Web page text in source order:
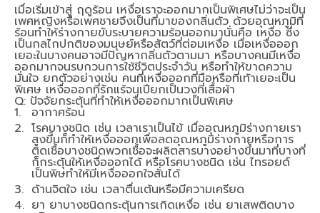
เมื่อเริ่มเข้าสู่ ฤดูร้อน เหงื่อเราจะออกมากเป็นพิเศษไม่ว่าจะเป็น
เพศหญิงหรือเพศชายจึงเป็นที่มาของกลิ่นตัว ด้วยอุณหภูมิที่
ร้อนทำให้ร่างกายขับระบายความร้อนออกมานั่นคือ เหงื่อ ซึ่ง
เป็นกลไกปกติของมนุษย์หรือสัตว์ที่ต่อมเหงื่อ เมื่อเหงื่อออก
เยอะในบางคนอาจมีปัญหากลิ่นตัวตามมา หรือบางคนมีเหงื่อ
ออกมากจนรบกวนการใช้ชีวิตประจำวัน หรือทำให้ขาดความ
มั่นใจ ยกตัวอย่างเช่น คนที่เหงื่อออกที่มือหรือที่เท้าเยอะเป็น
พิเศษ เหงื่อออกที่รักแร้จนเปียกเป็นวงที่เสื้อผ้า
Q: ปัจจัยกระตุ้นที่ทำให้เหงื่อออกมากเป็นพิเศษ
อากาศร้อน
โรคบางชนิด เช่น เวลาเราเป็นไข้ เมื่ออุณหภูมิร่างกายเรา
สูงขึ้นก็ทำให้เหงื่อออกเพื่อลดอุณหภูมิร่างกายหรือการ
ติดเชื้อบางชนิดพวกเชื้อจะผลิตสารบางอย่างขึ้นมาที่บางที่
ก็กระตุ้นให้เหงื่อออกได้ หรือโรคบางชนิด เช่น ไทรอยด์
เป็นพิษทำให้มีเหงื่อออกใจสั่นได้
ด้านจิตใจ เช่น เวลาตื่นเต้นหรือมีความเครียด
ยา ยาบางชนิดกระตุ้นการเกิดเหงื่อ เช่น ยาเสพติดบาง